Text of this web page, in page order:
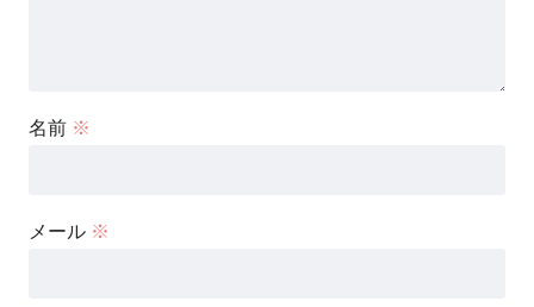
名前 ※
メール ※